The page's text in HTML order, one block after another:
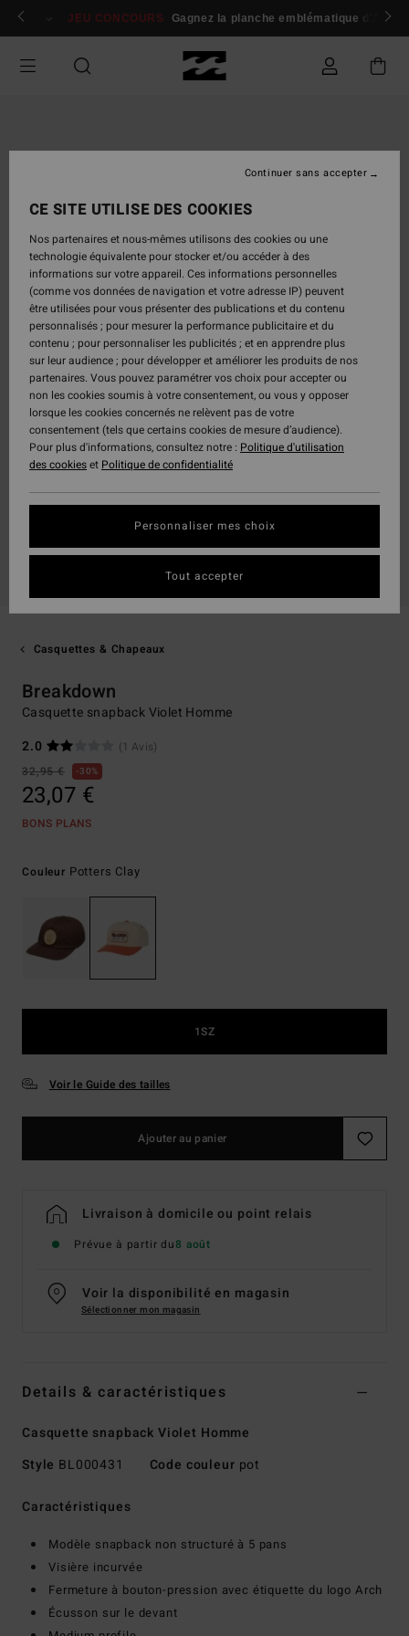
Passer
Se connecter / s'inscrire
JEU CONCOURS Gagnez la planche emblématique d'Andy
Casquettes & Chapeaux
Breakdown
Casquette snapback Violet Homme
2.0
(1 Avis)
32,95 €
30%
23,07 €
BONS PLANS
Couleur Potters Clay
1SZ
Voir le Guide des tailles
Ajouter au panier
Livraison à domicile ou point relais
Prévue à partir du8 août
Voir la disponibilité en magasin
Sélectionner mon magasin
Details & caractéristiques
Casquette snapback Violet Homme
Style BL000431 Code couleur pot
Caractéristiques
Modèle snapback non structuré à 5 pans
Visière incurvée
Fermeture à bouton-pression avec étiquette du logo Arch
Écusson sur le devant
CE SITE UTILISE DES COOKIES
Nos partenaires et nous-mêmes utilisons des cookies ou une
technologie équivalente pour stocker et/ou accéder à des
informations sur votre appareil. Ces informations personnelles
(comme vos données de navigation et votre adresse IP) peuvent
être utilisées pour vous présenter des publications et du contenu
personnalisés ; pour mesurer la performance publicitaire et du
contenu ; pour personnaliser les publicités ; et en apprendre plus
sur leur audience ; pour développer et améliorer les produits de nos
partenaires. Vous pouvez paramétrer vos choix pour accepter ou
non les cookies soumis à votre consentement, ou vous y opposer
lorsque les cookies concernés ne relèvent pas de votre
consentement (tels que certains cookies de mesure d’audience).
Pour plus d'informations, consultez notre : Politique d'utilisation
des cookieset Politique de confidentialité
Personnaliser mes choix
Continuer sans accepter
Tout accepter